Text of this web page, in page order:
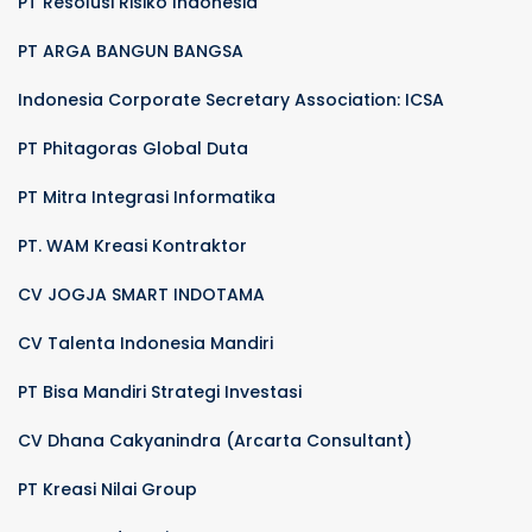
PT ARGA BANGUN BANGSA
Indonesia Corporate Secretary Association: ICSA
PT Phitagoras Global Duta
PT Mitra Integrasi Informatika
PT. WAM Kreasi Kontraktor
CV JOGJA SMART INDOTAMA
CV Talenta Indonesia Mandiri
PT Bisa Mandiri Strategi Investasi
CV Dhana Cakyanindra (Arcarta Consultant)
PT Kreasi Nilai Group